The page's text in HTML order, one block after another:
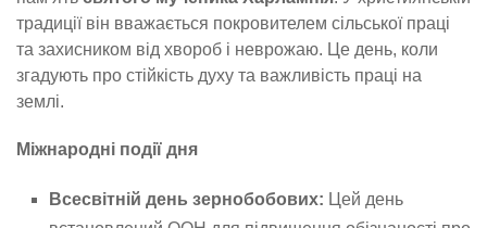
традиції він вважається покровителем сільської праці
та захисником від хвороб і неврожаю. Це день, коли
згадують про стійкість духу та важливість праці на
землі.
Міжнародні події дня
Всесвітній день зернобобових: Цей день